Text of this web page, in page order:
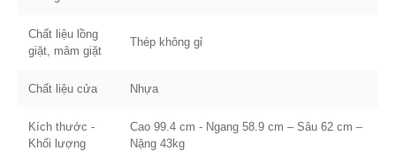
Chất liệu lồng
giặt, mâm giặt
Thép không gỉ
Chất liệu cửa Nhựa
Kích thước -
Khối lượng
Cao 99.4 cm - Ngang 58.9 cm – Sâu 62 cm –
Nặng 43kg